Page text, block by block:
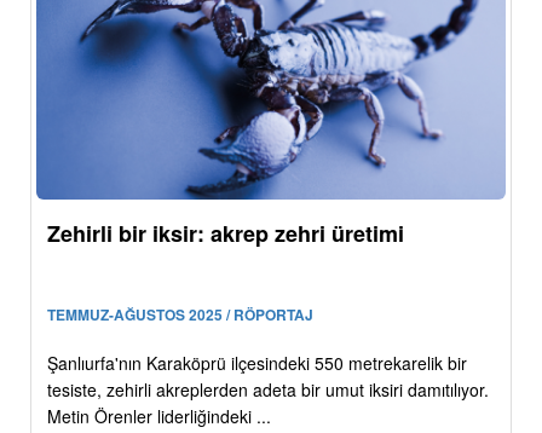
Zehirli bir iksir: akrep zehri üretimi
TEMMUZ-AĞUSTOS 2025 / RÖPORTAJ
Şanlıurfa'nın Karaköprü ilçesindeki 550 metrekarelik bir
tesiste, zehirli akreplerden adeta bir umut iksiri damıtılıyor.
Metin Örenler liderliğindeki ...